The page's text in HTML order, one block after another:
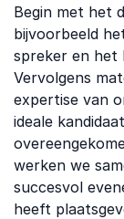
Begin met het
bijvoorbeeld
spreker en het
Vervolgens
expertise van
ideale
werken we
succesvol
heeft